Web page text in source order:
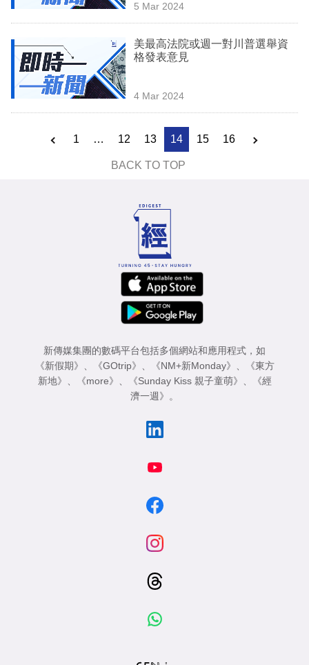
5 Mar 2024
美最高法院或週一對川普選舉資
格發表意見
4 Mar 2024
1 … 12 13 14 15 16
BACK TO TOP
新傳媒集團的數碼平台包括多個網站和應用程式，如
《新假期》 、 《GOtrip》 、 《NM+新Monday》 、
《東方
新地》 、 《more》 、 《Sunday Kiss 親子童萌》 、
《經
濟一週》 。